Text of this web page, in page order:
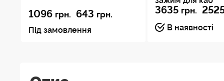
1096 грн. 643 грн.
Під замовлення
3635 грн.
В наявності